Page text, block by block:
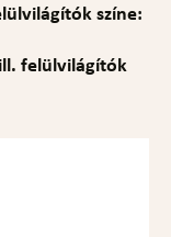
színe:
felülvilágítók